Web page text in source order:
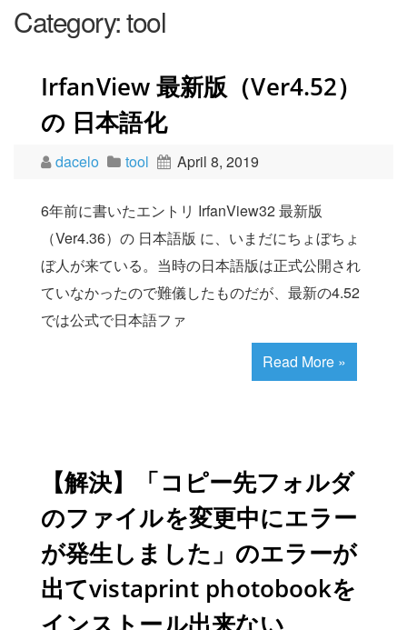
Category:tool
IrfanView 最新版（Ver4.52）
の 日本語化
dacelo tool April 8, 2019
6年前に書いたエントリ IrfanView32 最新版
（Ver4.36）の 日本語版 に、いまだにちょぼちょ
ぼ人が来ている。当時の日本語版は正式公開され
ていなかったので難儀したものだが、最新の4.52
では公式で日本語ファ
Read More »
【解決】「コピー先フォルダ
のファイルを変更中にエラー
が発生しました」のエラーが
出てvistaprint photobookを